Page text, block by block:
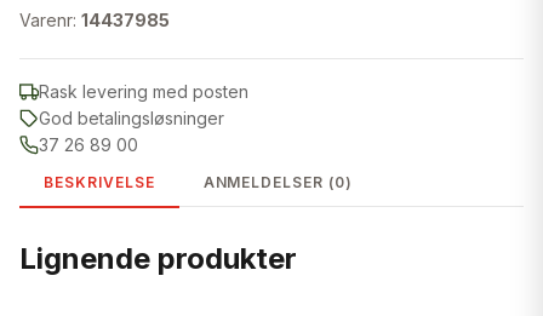
Varenr: 14437985
Rask levering med posten
God betalingsløsninger
37 26 89 00
BESKRIVELSE ANMELDELSER (0)
Lignende produkter